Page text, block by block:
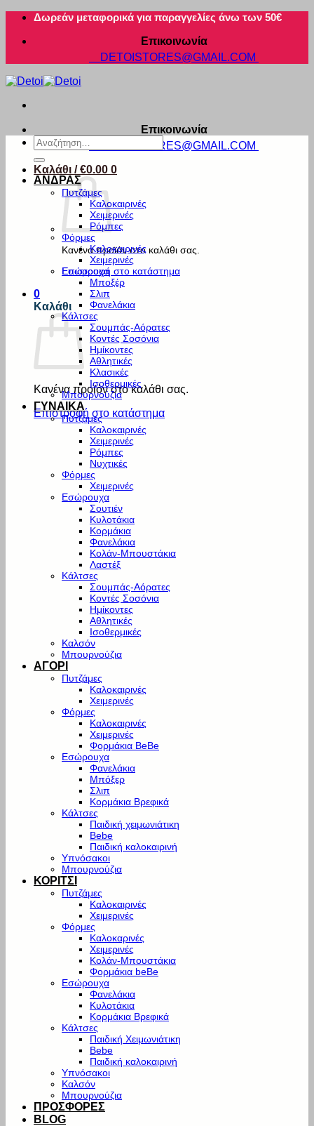
Μετάβαση
περιεχόμενο
Δωρεάν μεταφορικά για παραγγελίες άνω των 50€
Επικοινωνία
DETOISTORES@GMAIL.COM
Επικοινωνία
DETOISTORES@GMAIL.COM
Καλάθι /€0.00 0
Κανένα προϊόν στο καλάθι σας.
Επιστροφή στο κατάστημα
0
Καλάθι
Κανένα προϊόν στο καλάθι σας.
Επιστροφή στο κατάστημα
Αναζήτηση
για:
ΑΝΔΡΑΣ
Πυτζάμες
Καλοκαιρινές
Χειμερινές
Ρόμπες
Φόρμες
Καλοκαιρινές
Χειμερινές
Εσώρουχα
Μποξέρ
Σλιπ
Φανελάκια
Κάλτσες
Σουμπάς-Αόρατες
Κοντές Σοσόνια
Ημίκοντες
Αθλητικές
Κλασικές
Ισοθερμικές
Μπουρνούζια
ΓΥΝΑΙΚΑ
Πυτζάμες
Καλοκαιρινές
Χειμερινές
Ρόμπες
Νυχτικές
Φόρμες
Χειμερινές
Εσώρουχα
Σουτιέν
Κυλοτάκια
Κορμάκια
Φανελάκια
Κολάν-Μπουστάκια
Λαστέξ
Κάλτσες
Σουμπάς-Αόρατες
Κοντές Σοσόνια
Ημίκοντες
Αθλητικές
Ισοθερμικές
Καλσόν
Μπουρνούζια
ΑΓΟΡΙ
Πυτζάμες
Καλοκαιρινές
Χειμερινές
Φόρμες
Καλοκαιρινές
Χειμερινές
Φορμάκια BeBe
Εσώρουχα
Φανελάκια
Μπόξερ
Σλιπ
Κορμάκια Βρεφικά
Κάλτσες
Παιδική χειμωνιάτικη
Bebe
Παιδική καλοκαιρινή
Υπνόσακοι
Μπουρνούζια
ΚΟΡΙΤΣΙ
Πυτζάμες
Καλοκαιρινές
Χειμερινές
Φόρμες
Καλοκαρινές
Χειμερινές
Κολάν-Μπουστάκια
Φορμάκια beBe
Εσώρουχα
Φανελάκια
Κυλοτάκια
Κορμάκια Βρεφικά
Κάλτσες
Παιδική Χειμωνιάτικη
Bebe
Παιδική καλοκαιρινή
Υπνόσακοι
Καλσόν
Μπουρνούζια
ΠΡΟΣΦΟΡΕΣ
BLOG